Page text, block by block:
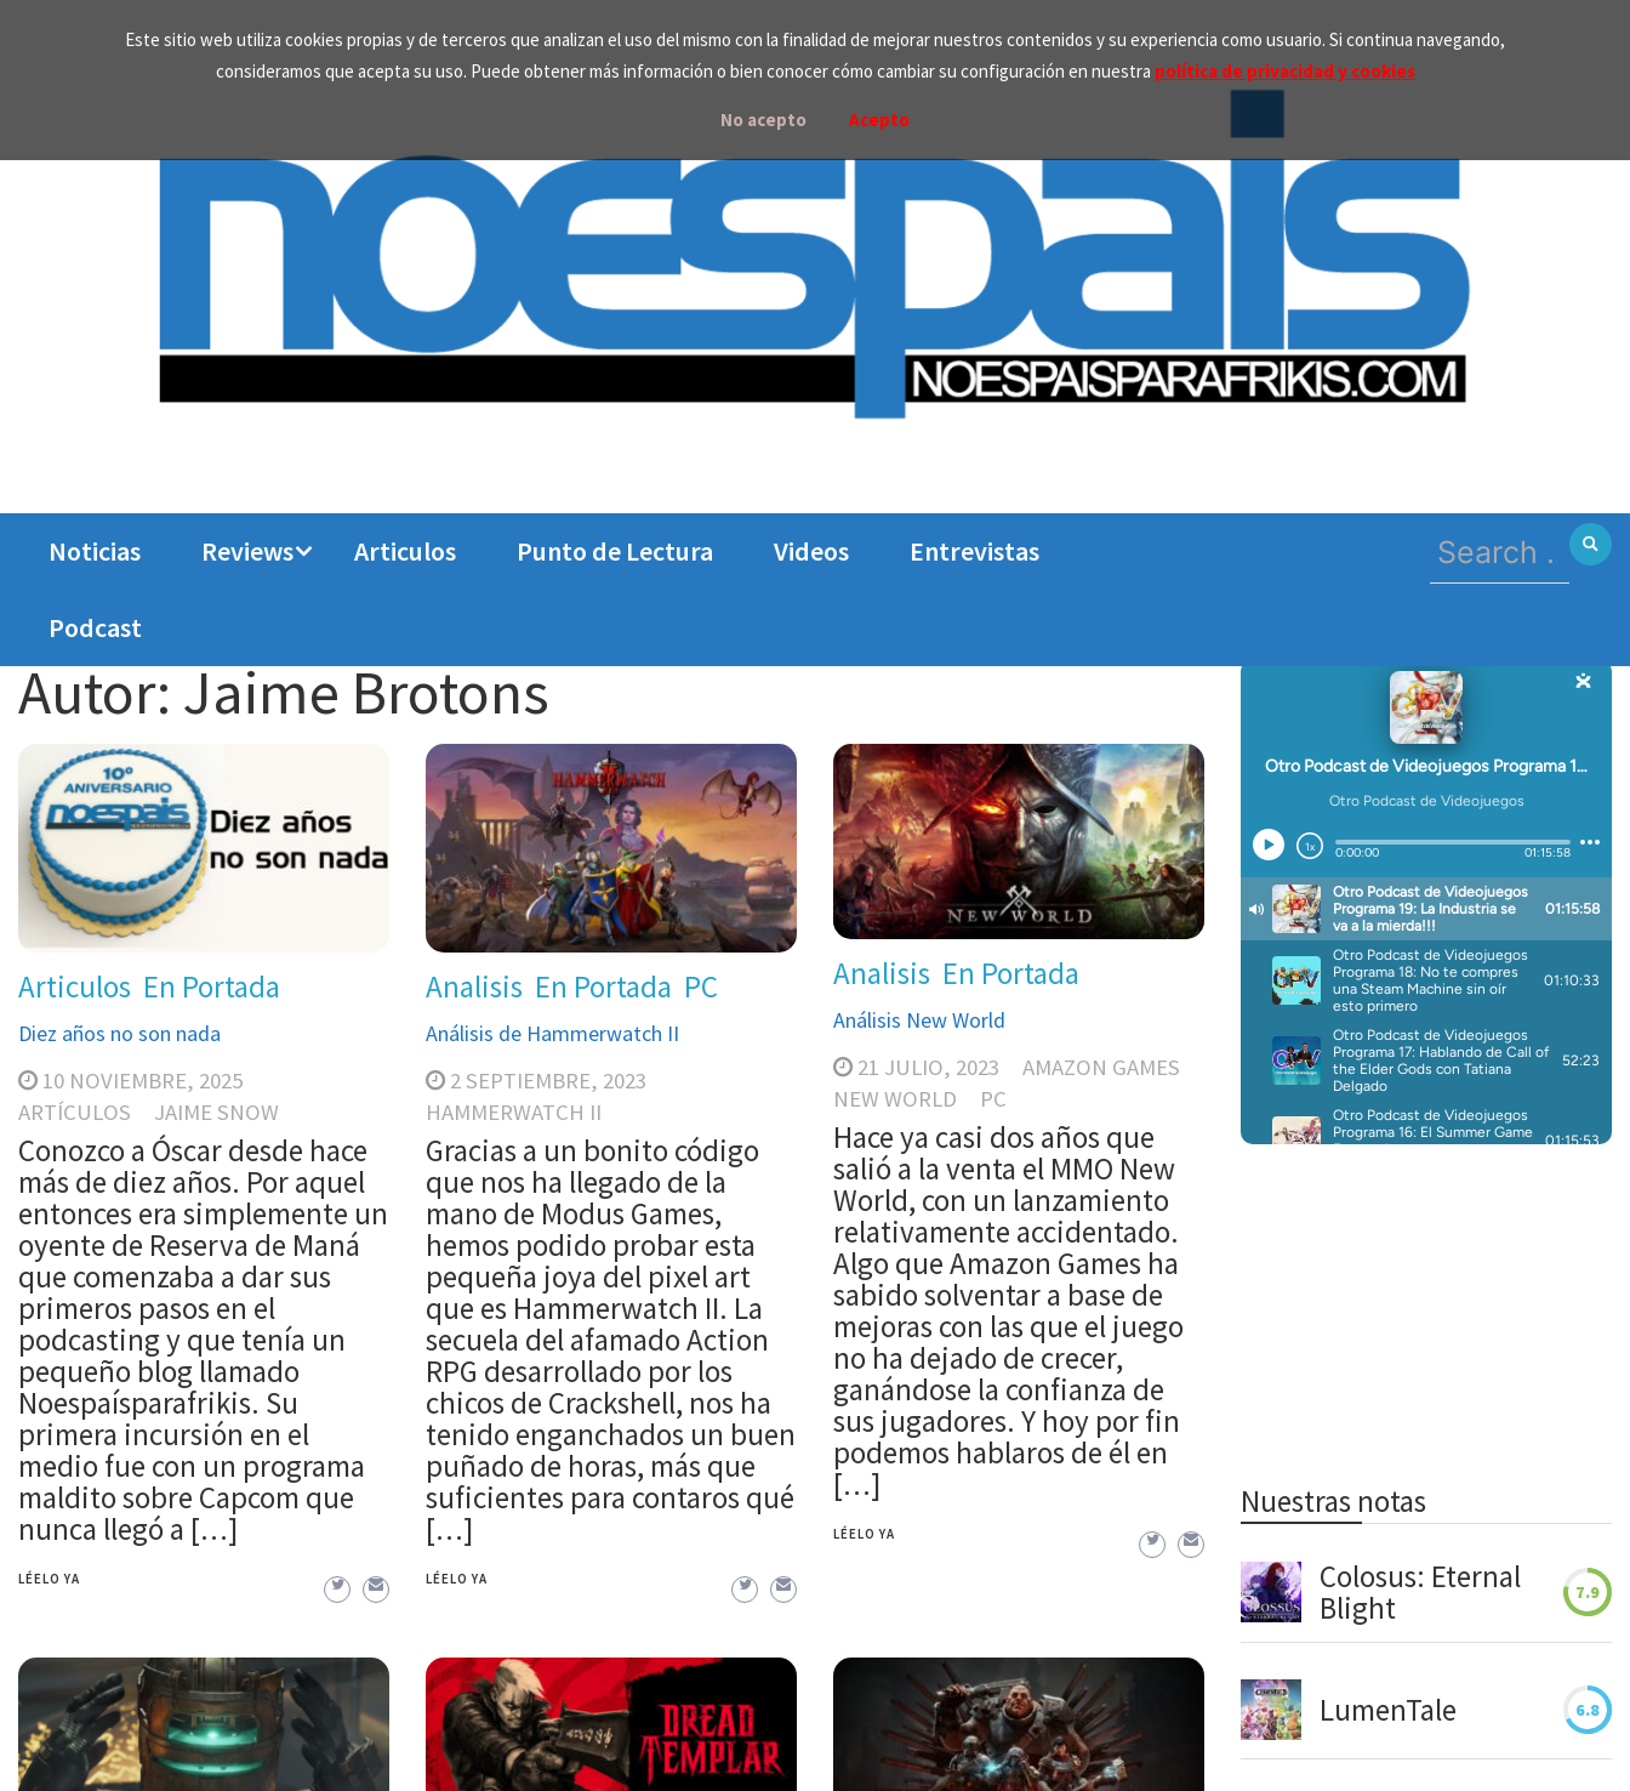
Este sitio web utiliza cookies propias y de terceros que analizan el uso del mismo con la finalidad de mejorar nuestros contenidos y su experiencia como usuario. Si continua navegando,
consideramos que acepta su uso. Puede obtener más información o bien conocer cómo cambiar su configuración en nuestra política de privacidad y cookies
No acepto Acepto
Noticias Reviews Articulos Punto de Lectura Videos Entrevistas
Podcast
Search
for:
Autor:Jaime Brotons
Articulos En Portada
Diez años no son nada
10 NOVIEMBRE, 2025
ARTÍCULOS
JAIME SNOW
Conozco a Óscar desde hace
más de diez años. Por aquel
entonces era simplemente un
oyente de Reserva de Maná
que comenzaba a dar sus
primeros pasos en el
podcasting y que tenía un
pequeño blog llamado
Noespaísparafrikis. Su
primera incursión en el
medio fue con un programa
maldito sobre Capcom que
nunca llegó a […]
LÉELO YA
Analisis En Portada PC
Análisis de Hammerwatch II
2 SEPTIEMBRE, 2023
HAMMERWATCH II
Gracias a un bonito código
que nos ha llegado de la
mano de Modus Games,
hemos podido probar esta
pequeña joya del pixel art
que es Hammerwatch II. La
secuela del afamado Action
RPG desarrollado por los
chicos de Crackshell, nos ha
tenido enganchados un buen
puñado de horas, más que
suficientes para contaros qué
[…]
LÉELO YA
Analisis En Portada
Análisis New World
21 JULIO, 2023
AMAZON GAMES
NEW WORLD
PC
Hace ya casi dos años que
salió a la venta el MMO New
World, con un lanzamiento
relativamente accidentado.
Algo que Amazon Games ha
sabido solventar a base de
mejoras con las que el juego
no ha dejado de crecer,
ganándose la confianza de
sus jugadores. Y hoy por fin
podemos hablaros de él en
[…]
LÉELO YA
Nuestras notas
Colosus: Eternal
Blight
7.9
LumenTale 6.8